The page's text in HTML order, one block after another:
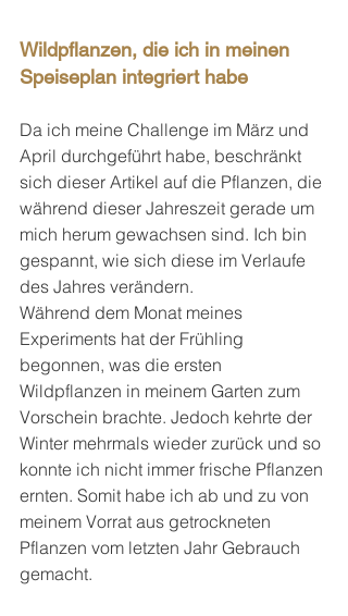
Wildpflanzen, die ich in meinen
Speiseplan integriert habe
Da ich meine Challenge im März und
April durchgeführt habe, beschränkt
sich dieser Artikel auf die Pflanzen, die
während dieser Jahreszeit gerade um
mich herum gewachsen sind. Ich bin
gespannt, wie sich diese im Verlaufe
des Jahres verändern.
Während dem Monat meines
Experiments hat der Frühling
begonnen, was die ersten
Wildpflanzen in meinem Garten zum
Vorschein brachte. Jedoch kehrte der
Winter mehrmals wieder zurück und so
konnte ich nicht immer frische Pflanzen
ernten. Somit habe ich ab und zu von
meinem Vorrat aus getrockneten
Pflanzen vom letzten Jahr Gebrauch
gemacht.